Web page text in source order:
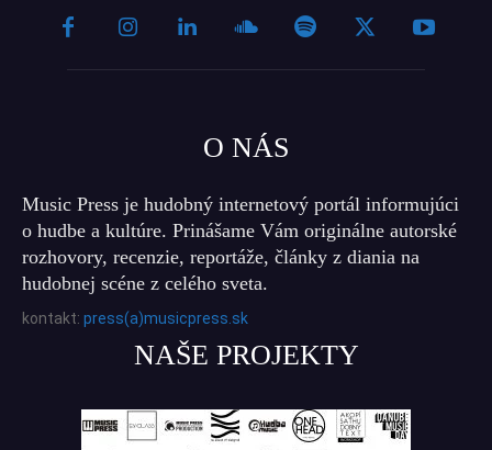
O NÁS
Music Press je hudobný internetový portál informujúci
o hudbe a kultúre. Prinášame Vám originálne autorské
rozhovory, recenzie, reportáže, články z diania na
hudobnej scéne z celého sveta.
kontakt: press(a)musicpress.sk
NAŠE PROJEKTY